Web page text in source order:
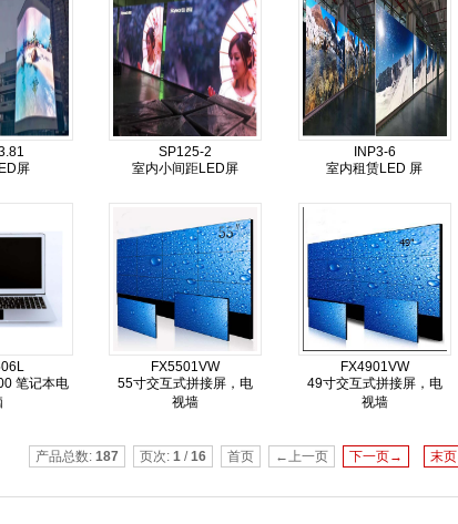
屏
SP125-2
室内小间距LED屏
INP3-6
室内租赁LED 屏
笔记本电
FX5501VW
55寸交互式拼接屏，电
视墙
FX4901VW
49寸交互式拼接屏，电
视墙
产品总数: 187 页次: 1 /16 首页 ←上一页 下一页→ 末页